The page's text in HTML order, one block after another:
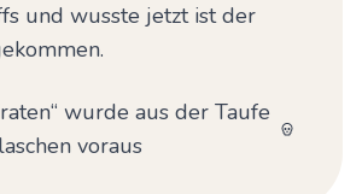
und wusste jetzt ist der
wurde aus der Taufe
voraus